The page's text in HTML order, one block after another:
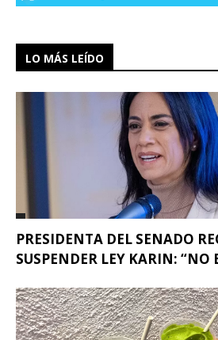
LO MÁS LEÍDO
PRESIDENTA DEL SENADO
SUSPENDER LEY KARIN: “NO